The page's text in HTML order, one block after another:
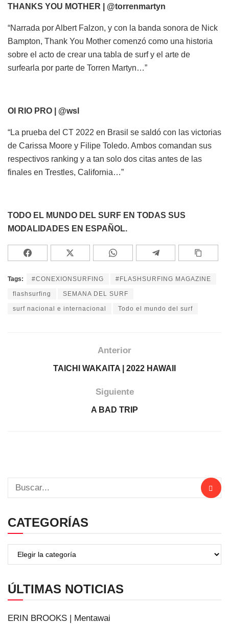
THANKS YOU MOTHER | @torrenmartyn
“Narrada por Albert Falzon, y con la banda sonora de Nick
Bampton, Thank You Mother comenzó como una historia
sobre el acto de crear una tabla de surf y el arte de
surfearla por parte de Torren Martyn…”
OI RIO PRO | @wsl
“La prueba del CT 2022 en Brasil se saldó con las victorias
de Carissa Moore y Filipe Toledo. Ambos comandan sus
respectivos ranking y a tan solo dos citas antes de las
finales en Trestles, California…”
TODO EL MUNDO DEL SURF EN TODAS SUS
MODALIDADES EN ESPAÑOL.
Tags: #CONEXIONSURFING #FLASHSURFING MAGAZINE
flashsurfing SEMANA DEL SURF
surf nacional e internacional Todo el mundo del surf
Anterior
TAICHI WAKAITA | 2022 HAWAII
Siguiente
A BAD TRIP
CATEGORÍAS
ÚLTIMAS NOTICIAS
ERIN BROOKS | Mentawai